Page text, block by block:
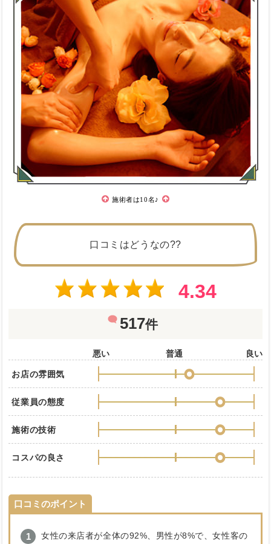
施術者は10名♪
口コミはどうなの??
4.34
517件
悪い 普通 良い
お店の雰囲気
従業員の態度
施術の技術
コスパの良さ
口コミのポイント
女性の来店者が全体の92%、男性が8%で、女性客の